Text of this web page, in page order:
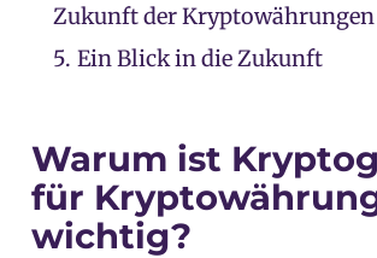
Zukunft der Kryptowährungen
5. Ein Blick in die Zukunft
Warum ist
für
wichtig?